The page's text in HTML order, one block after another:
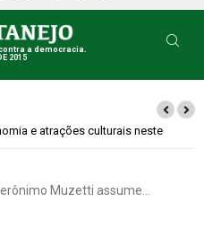
a democracia.
2015
em um suspense imprevisível
Muzetti assume…